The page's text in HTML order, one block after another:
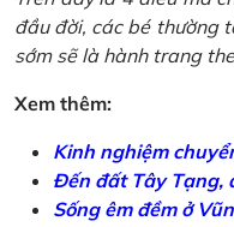
đầu đời, các bé thường
sớm sẽ là hành trang
Xem thêm:
Kinh nghiệm
Đến đất Tây Tạng,
Sống êm đềm ở